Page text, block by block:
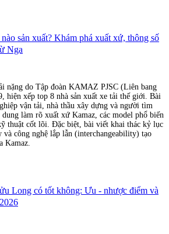
sản xuất? Khám phá xuất xứ, thông số
Nga
nặng do Tập đoàn KAMAZ PJSC (Liên bang
hiện xếp top 8 nhà sản xuất xe tải thế giới. Bài
vận tải, nhà thầu xây dựng và người tìm
làm rõ xuất xứ Kamaz, các model phổ biến
thuật cốt lõi. Đặc biệt, bài viết khai thác kỷ lục
công nghệ lắp lẫn (interchangeability) tạo
Kamaz.
Long có tốt không: Ưu - nhược điểm và